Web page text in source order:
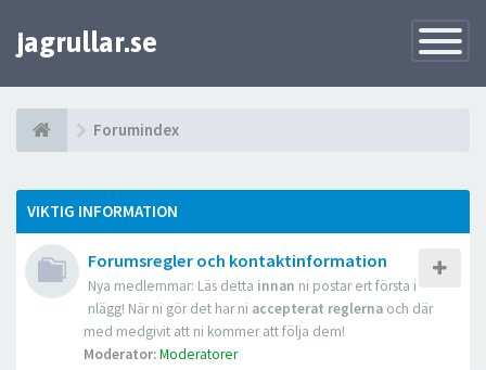
Toggle
jagrullar.se
Forumindex
VIKTIG INFORMATION
Forumsregler och kontaktinformation
Nya medlemmar: Läs detta innan ni postar ert första i
nlägg! När ni gör det har ni accepterat reglerna och där
med medgivit att ni kommer att följa dem!
Moderator:Moderatorer